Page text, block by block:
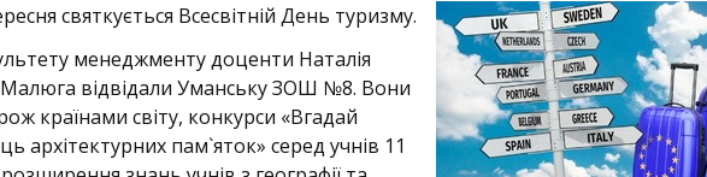
святкується Всесвітній День туризму.
менеджменту доценти Наталія
відвідали Уманську ЗОШ №8. Вони
країнами світу, конкурси «Вгадай
архітектурних пам`яток» серед учнів 11